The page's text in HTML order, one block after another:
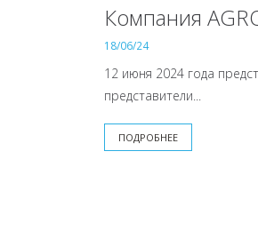
Компания
18/06/24
12 июня 2024 года
представители...
ПОДРОБНЕЕ